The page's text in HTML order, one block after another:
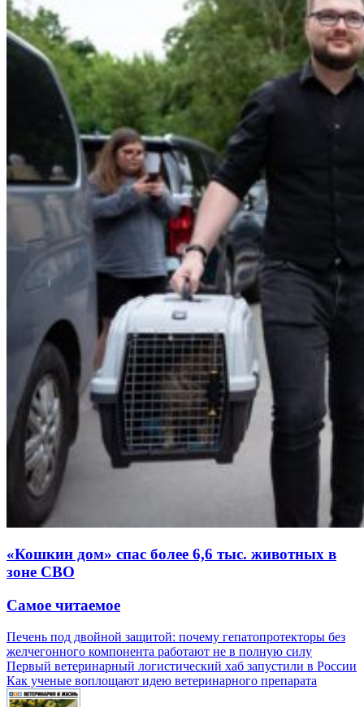
«Кошкин дом» спас более 6,6 тыс. животных в
зоне СВО
Самое читаемое
Печень под двойной защитой: почему гепатопротекторы без
желчегонного компонента работают не в полную силу
Первый ветеринарный логистический хаб запустили в России
Как ученые воплощают идею ветеринарного препарата